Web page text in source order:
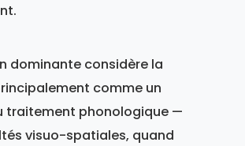
dominante considère la
comme un
traitement phonologique —
visuo-spatiales, quand